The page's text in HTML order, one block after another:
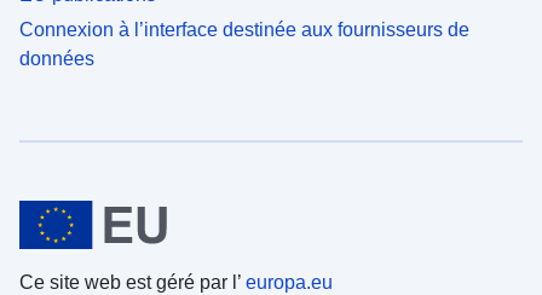
Connexion à l’interface destinée aux fournisseurs de
données
Ce site web est géré par l’ europa.eu